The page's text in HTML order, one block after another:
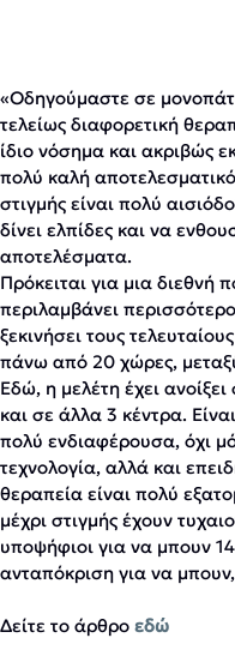
«Οδηγούμαστε σε
τελείως διαφορετική
ίδιο νόσημα και ακριβώς
πολύ καλή
στιγμής είναι πολύ
δίνει ελπίδες και να
αποτελέσματα.
Πρόκειται για μια διεθνή
περιλαμβάνει
ξεκινήσει τους
πάνω από 20 χώρες,
Εδώ, η μελέτη έχει
και σε άλλα 3 κέντρα.
πολύ ενδιαφέρουσα, όχι
τεχνολογία, αλλά και
θεραπεία είναι πολύ
μέχρι στιγμής έχουν
υποψήφιοι για να μπουν
ανταπόκριση για να
Δείτε το άρθρο εδώ